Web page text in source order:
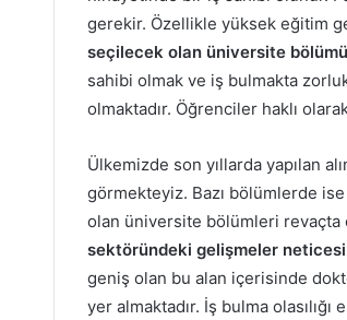
gerekir. Özellikle yüksek eğitim
seçilecek olan üniversite
sahibi olmak ve iş bulmakta
olmaktadır. Öğrenciler haklı
Ülkemizde son yıllarda yapılan
görmekteyiz. Bazı bölümlerde
olan üniversite bölümleri revaçta
sektöründeki gelişmeler
geniş olan bu alan içerisinde
yer almaktadır. İş bulma